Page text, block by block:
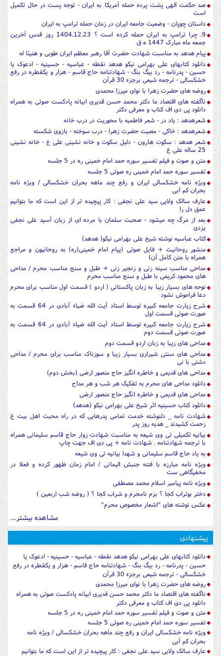
صد حکمت الهی پشت پرده حمله آمریکا به ایران - توجه پست در حال تکمیل
است
داستان چوپان - وضعیت جامعه ایران در زمان حمله ترامپ به ایران
9. چرا ترامپ به ایران حمله کرده است ؟ 1404.12.23 روز قدس آخرین
جمعه ماه مبارک 1447 ه ق
پیام هدهد به مناسبت شهادت حضرت آقا رهبر معظم ایران طوبی و هنیئا له
دانلود کتابهای علی بهرامی نیکو هدهد نقطه - عباسیه - حسینیه - ادعوک یا
حسین - پدرنامه - رد بیگ بنگ - شهادتنامه حاج قاسم - هزار و یکقطره در رفع
خشکسالی - ترجمه شیعی برجزء 30 قرآن
روضه های حضرت زهرا با نوای میرزا محمدی
ناگفته های اقتصاد ما دکتر محمد حسن قدیری ابیانه پادکست صوتی به همراه
دانلود پی دی اف کتاب و معرفی دکتر
شعرهدهد : یاد در - شعر فاطمیه با محوریت در درب خانه
شعرهدهد : خاکی - مصیت حضرت زهرا - درب سوخته - بازوی شکسته
شعر هدهد : سکوت هارون - دلیل سکوت و خانه نشینی علی ع - خانه نشینی
25 ساله علی ع
متن و صوت و فیلم تفسیر سوره حمد امام خمینی ره در 5 جلسه
تفسیر سوره حمد امام خمینی ره صوتی 5 جلسه
ویژه نامه خشکسالی ایران و رفع چند ماهه بحران خشکسالی / ویژه نامه
بحران کم آبی
عارف سالک ولایی سید علی نجفی : کار پیچیده تر از این است که ما بتوانیم
عمق دل را
بعد از مرگ چه میشود - صحبت سلمان با مرده ای از زبان آسید علی نجفی
یزدی
کتاب عباسیه نوشته شیخ علی بهرامی نیکو( هدهد)
منشور روحانیت + فایل صوتی (پیام امام خمینی(ره) به روحانیون و مراجع
همراه با متن کامل آن)
مداحی مناسب سینه زنی و زنجیر زنی + طبل و سنج مناسب محرم / مداحی
های محمود کریمی با طبل و سنج مناسب محرم
نوحه های بسیار زیبا به زبان پاکستانی ( اردو ) قسمت اول مناسب برای محرم
دعا فراموش نشود
شرح زیارت جامعه کبیره توسط استاد آیت الله ضیاء آبادی در 64 قسمت به
صورت صوتی قسمت اول
شرح زیارت جامعه کبیره توسط استاد آیت الله ضیاء آبادی در 64 قسمت به
صورت صوتی قسمت دوم
مداحی های زیبا به زبان اردو قسمت دوم
مداحی های سنتی شیرازی بسیار زیبا و سوزناک مناسب برای محرم / مداحی
دشتی با نی
مداحی های قدیمی و خاطره انگیز حاج منصور ارضی (بخش دوم)
دانلود مداحی های محرم به تفکیک هر شب و هر مداح
مداحی های قدیمی و خاطره انگیز حاج منصور ارضی
دانلود کتاب حسینیه اثر شیخ علی بهرامی نیکو (هدهد)
شهادت نامه _ دلنوشته خدمت تمامی پدرهایی که در راه محبت اهل بیت ع
زحمت کشیدند _ هدیه روز پدر
بیانیه تکمیلی تی وی شیعه به مناسبت شهادت زوار حاج قاسم سلیمانی همراه
با ترجمه شهادتنامه . شهادت نامه + پی دی اف جهت چاپ
به یاد حاج قاسم سلیمانی و شهدا بیانیه تی وی شیعه
ویژه نامه مبارزه با فتنه جنبش الیمانی / امام زمان ظهور کرده و فعلا در
مخفیگاهی ست
ویژه نامه پیامبر اسلام محمد مصطفی
دختر بوتراب کجا ؟ بزم نامحرم و شراب کجا ؟ ( روضه شب اربعین )
عکس نوشته های "اشعار مخصوص محرم"
مشاهده بیشتر...
پیشنهادی
دانلود کتابهای علی بهرامی نیکو هدهد نقطه - عباسیه - حسینیه - ادعوک یا
حسین - پدرنامه - رد بیگ بنگ - شهادتنامه حاج قاسم - هزار و یکقطره در رفع
خشکسالی - ترجمه شیعی برجزء 30 قرآن
روضه های حضرت زهرا با نوای میرزا محمدی
ناگفته های اقتصاد ما دکتر محمد حسن قدیری ابیانه پادکست صوتی به همراه
دانلود پی دی اف کتاب و معرفی دکتر
متن و صوت و فیلم تفسیر سوره حمد امام خمینی ره در 5 جلسه
تفسیر سوره حمد امام خمینی ره صوتی 5 جلسه
ویژه نامه خشکسالی ایران و رفع چند ماهه بحران خشکسالی / ویژه نامه
بحران کم آبی
عارف سالک ولایی سید علی نجفی : کار پیچیده تر از این است که ما بتوانیم